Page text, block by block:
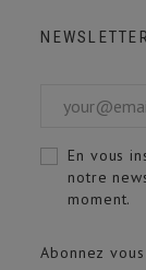
NEWSLETTER
Abonnez
En vous
notre
moment.